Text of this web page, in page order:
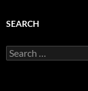
SEARCH
Search
for: